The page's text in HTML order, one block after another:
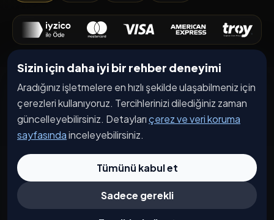
Sizin için daha iyi bir rehber deneyimi
Aradığınız işletmelere en hızlı şekilde ulaşabilmeniz için
çerezleri kullanıyoruz. Tercihlerinizi dilediğiniz zaman
güncelleyebilirsiniz. Detaylarıçerez ve veri koruma
sayfasındainceleyebilirsiniz.
Tümünü kabul et
Sadece gerekli
Keşfet
İşletmeler
Etkinlikler
Kampanyalar
İşletme Başvurusu
Kurumsal